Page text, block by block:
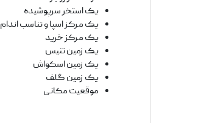
یک استخر سرپوشیده
یک مرکز اسپا و تناسب اندام
یک مرکز خرید
یک زمین تنیس
یک زمین اسکواش
یک زمین گلف
موقعیت مکانی